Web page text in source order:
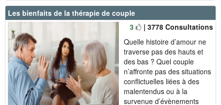
Les bienfaits de la thérapie de couple
3
| 3778 Consultations
Quelle histoire d’amour ne
traverse pas des hauts et
des bas ? Quel couple
n’affronte pas des situations
conflictuelles liées à des
malentendus ou à la
survenue d’évènements